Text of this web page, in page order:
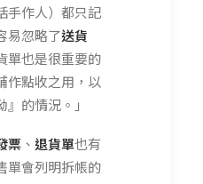
手作人）都只記
易忽略了送貨
單也是很重要的
作點收之用，以
的情況。」
票 、 退貨單也有
單會列明拆帳的